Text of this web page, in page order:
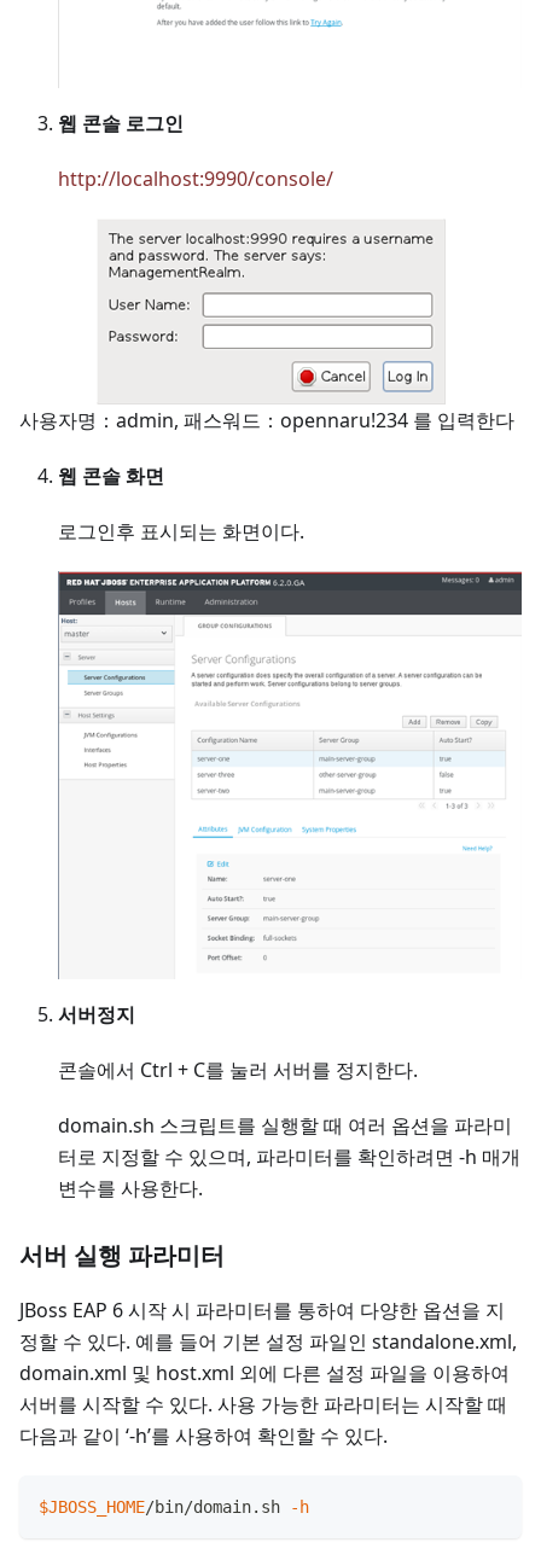
웹 콘솔 로그인
http://localhost:9990/console/
사용자명：admin, 패스워드：opennaru!234 를 입력한다
웹 콘솔 화면
로그인후 표시되는 화면이다.
서버정지
콘솔에서 Ctrl + C를 눌러 서버를 정지한다.
domain.sh 스크립트를 실행할 때 여러 옵션을 파라미
터로 지정할 수 있으며, 파라미터를 확인하려면 -h 매개
변수를 사용한다.
서버 실행 파라미터
JBoss EAP 6 시작 시 파라미터를 통하여 다양한 옵션을 지
정할 수 있다. 예를 들어 기본 설정 파일인 standalone.xml,
domain.xml 및 host.xml 외에 다른 설정 파일을 이용하여
서버를 시작할 수 있다. 사용 가능한 파라미터는 시작할 때
다음과 같이 ‘-h’를 사용하여 확인할 수 있다.
$JBOSS_HOME/bin/domain.sh -h